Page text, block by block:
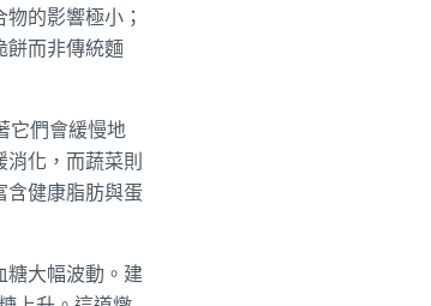
的影響極小；
餅而非傳統麵
它們會緩慢地
化，而蔬菜則
健康脂肪與蛋
大幅波動。建